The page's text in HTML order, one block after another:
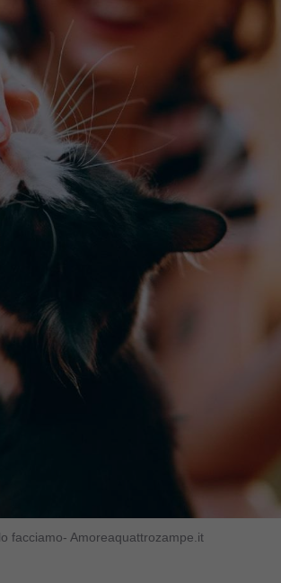
facciamo- Amoreaquattrozampe.it